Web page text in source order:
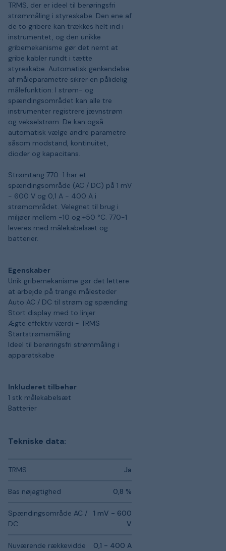
TRMS, der er ideel til berøringsfri
strømmåling i styreskabe. Den ene af
de to gribere kan trækkes helt ind i
instrumentet, og den unikke
gribemekanisme gør det nemt at
gribe kabler rundt i tætte
styreskabe. Automatisk genkendelse
af måleparametre sikrer en pålidelig
målefunktion: I strøm- og
spændingsområdet kan alle tre
instrumenter registrere jævnstrøm
og vekselstrøm. De kan også
automatisk vælge andre parametre
såsom modstand, kontinuitet,
dioder og kapacitans.
Strømtang 770-1 har et
spændingsområde (AC / DC) på 1 mV
- 600 V og 0,1 A - 400 A i
strømområdet. Velegnet til brug i
miljøer mellem -10 og +50 °C. 770-1
leveres med målekabelsæt og
batterier.
Egenskaber
Unik gribemekanisme gør det lettere
at arbejde på trange målesteder
Auto AC / DC til strøm og spænding
Stort display med to linjer
Ægte effektiv værdi - TRMS
Startstrømsmåling
Ideel til berøringsfri strømmåling i
apparatskabe
Inkluderet tilbehør
1 stk målekabelsæt
Batterier
Tekniske data:
TRMS Ja
Bas nøjagtighed 0,8 %
Spændingsområde AC /
DC
1 mV - 600
V
Nuværende rækkevidde
0,1 - 400 A